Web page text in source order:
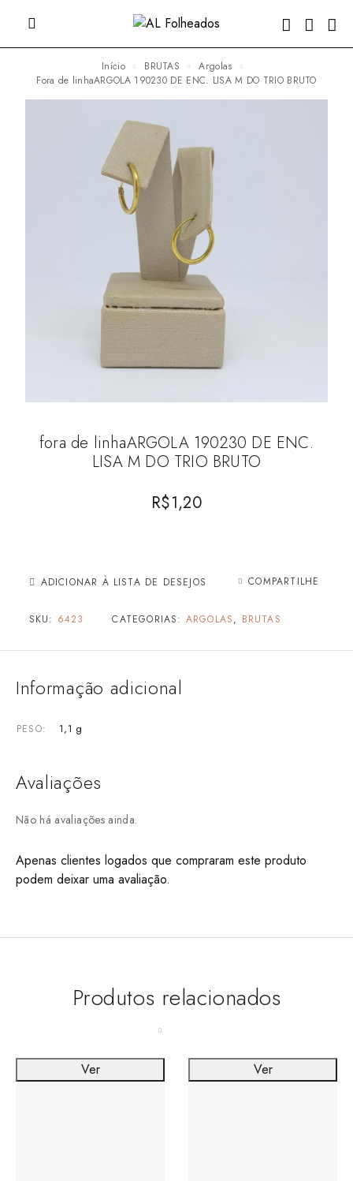
Início BRUTAS
Argolas
fora de linhaARGOLA 190230 DE ENC. LISA M DO TRIO BRUTO
fora de linhaARGOLA 190230 DE ENC.
LISA M DO TRIO BRUTO
R$1,20
ADICIONAR À LISTA DE DESEJOS COMPARTILHE
SKU: 6423 CATEGORIAS: ARGOLAS, BRUTAS
Informação adicional
PESO 1,1 g
Avaliações
Não há avaliações ainda.
Apenas clientes logados que compraram este produto
podem deixar uma avaliação.
Produtos relacionados
Ver Ver